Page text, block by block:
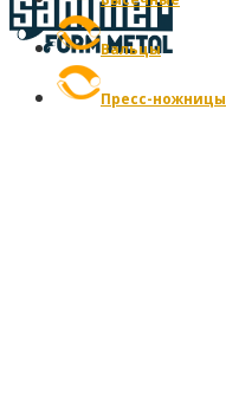
Вальцы
Пресс-ножницы